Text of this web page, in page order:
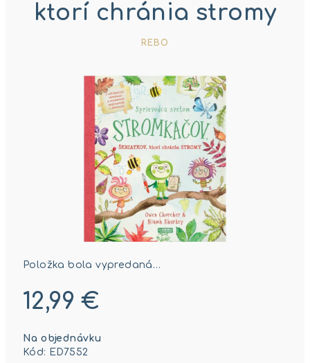
Položka bola vypredaná…
12,99 €
cena:
Na objednávku
Kód: ED7552
ktorí chránia stromy
REBO